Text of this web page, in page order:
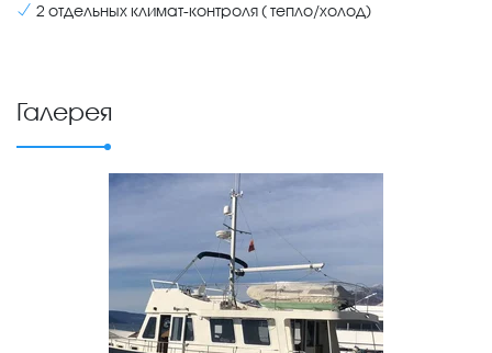
2 отдельных климат-контроля ( тепло/холод)
Галерея